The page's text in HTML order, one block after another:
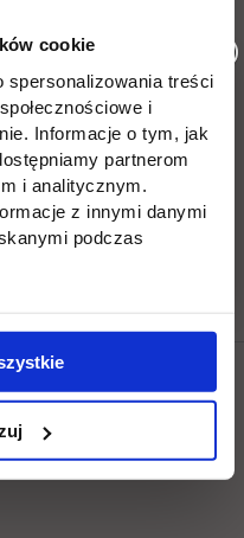
cookie
treści
i
Informacje o tym, jak
partnerom
i analitycznym.
z innymi danymi
podczas
88 88,
UTH
słychać
: